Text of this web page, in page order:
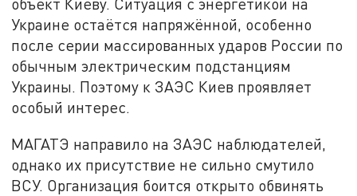
объект Киеву. Ситуация с энергетикой на
Украине остаётся напряжённой, особенно
после серии массированных ударов России по
обычным электрическим подстанциям
Украины. Поэтому к ЗАЭС Киев проявляет
особый интерес.
МАГАТЭ направило на ЗАЭС наблюдателей,
однако их присутствие не сильно смутило
ВСУ. Организация боится открыто обвинять